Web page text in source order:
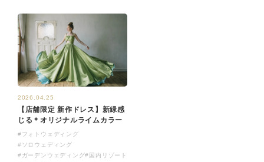
2026.04.25
【店舗限定 新作ドレス】新緑感
じる＊オリジナルライムカラー
#フォトウェディング
#ソロウェディング
#ガーデンウェディング#国内リゾート